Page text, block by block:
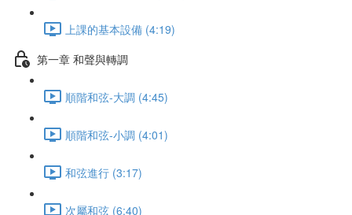
上課的基本設備 (4:19)
第一章 和聲與轉調
順階和弦-大調 (4:45)
順階和弦-小調 (4:01)
和弦進行 (3:17)
次屬和弦 (6:40)